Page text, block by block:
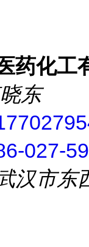
药化工
东
027-
汉市东